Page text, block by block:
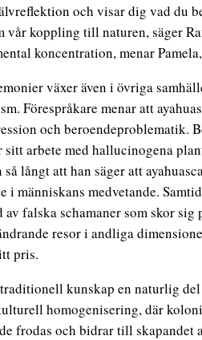
och visar dig vad du
vår koppling till naturen, säger
koncentration, menar
växer även i övriga
Förespråkare menar att
och beroendeproblematik.
arbete med hallucinogena
långt att han säger att
människans medvetande.
falska schamaner som skor
resor i andliga
pris.
kunskap en naturlig
homogenisering, där
frodas och bidrar till skapandet